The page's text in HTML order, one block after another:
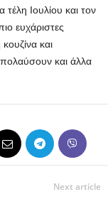
Ιουλίου και τον
ευχάριστες
και
και άλλα
Next article